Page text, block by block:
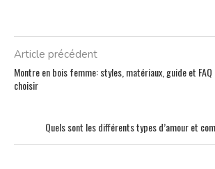
Article précédent
Montre en bois femme: styles, matériaux, guide et
choisir
Quels sont les différents types d’amour et